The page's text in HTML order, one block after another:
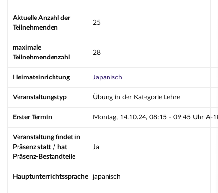
Aktuelle Anzahl der
Teilnehmenden
25
maximale
Teilnehmendenzahl
28
Heimateinrichtung Japanisch
Veranstaltungstyp Übung in der Kategorie Lehre
Erster Termin Montag, 14.10.24, 08:15 - 09:45 Uhr A-
Veranstaltung findet in
Präsenz statt / hat
Präsenz-Bestandteile
Ja
Hauptunterrichtssprache japanisch